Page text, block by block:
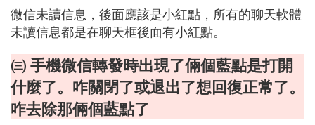
微信未讀信息，後面應該是小紅點，所有的聊天軟體
未讀信息都是在聊天框後面有小紅點。
㈢ 手機微信轉發時出現了倆個藍點是打開
什麼了。咋關閉了或退出了想回復正常了。
咋去除那倆個藍點了